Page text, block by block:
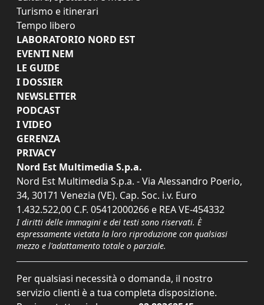
Turismo e itinerari
Tempo libero
LABORATORIO NORD EST
EVENTI NEM
LE GUIDE
I DOSSIER
NEWSLETTER
PODCAST
I VIDEO
GERENZA
PRIVACY
Nord Est Multimedia S.p.a.
Nord Est Multimedia S.p.a. - Via Alessandro Poerio,
34, 30171 Venezia (VE). Cap. Soc. i.v. Euro
1.432.522,00 C.F. 05412000266 e REA VE-454332
I diritti delle immagini e dei testi sono riservati. È
espressamente vietata la loro riproduzione con qualsiasi
mezzo e l'adattamento totale o parziale.
Per qualsiasi necessità o domanda, il nostro
servizio clienti è a tua completa disposizione.